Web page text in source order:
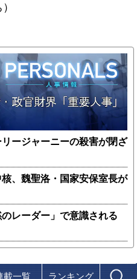
ージャーニーの殺害が閉ざ
、魏聖洛・国家安保室長が
レーダー」で意識される
載一覧 ランキング